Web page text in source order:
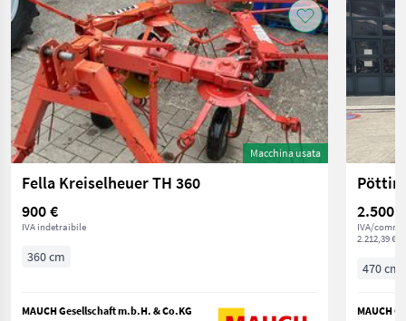
Macchina usata
Fella Kreiselheuer TH 360
900 €
IVA indetraibile
360 cm
MAUCH Gesellschaft m.b.H. & Co.KG
2.500 €
IVA/
2.212,39 €
470 cm
MAUCH